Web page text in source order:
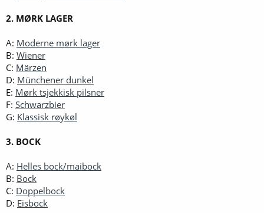
2. MØRK LAGER
A: Moderne mørk lager
B: Wiener
C: Märzen
D: Münchener dunkel
E: Mørk tsjekkisk pilsner
F: Schwarzbier
G: Klassisk røykøl
3. BOCK
A: Helles bock/maibock
B: Bock
C: Doppelbock
D: Eisbock